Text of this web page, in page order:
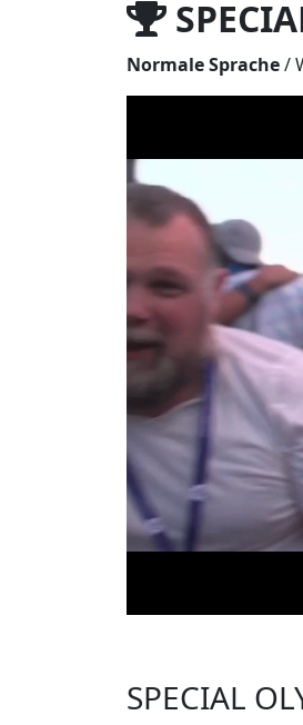
Normale Sprache/
SPECIAL